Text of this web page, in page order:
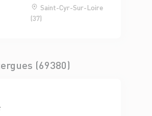
Saint-Cyr-Sur-Loire
(37)
(69380)